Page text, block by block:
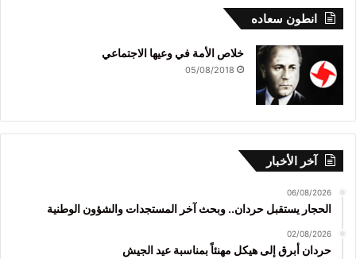
انطون سعاده
خلاص الأمة في وعيها الاجتماعي
05/08/2018
آخر الأخبار
06/08/2026
الحجار يستقبل حردان.. وبحث آخر المستجدات والشؤون الوطنية
02/08/2026
حردان أبرق إلى هيكل مهنئاً بمناسبة عيد الجيش